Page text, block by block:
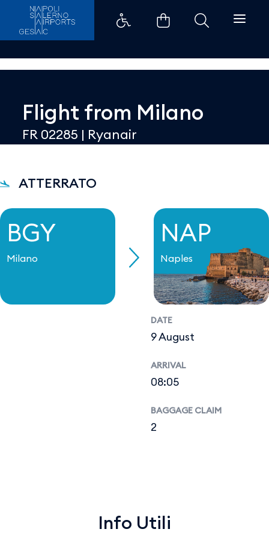
Dettaglio - Aeroporti di Napoli
Flight from Milano
FR 02285 | Ryanair
ATTERRATO
BGY
Milano
NAP
Naples
DATE
9 August
ARRIVAL
08:05
BAGGAGE CLAIM
2
Info Utili